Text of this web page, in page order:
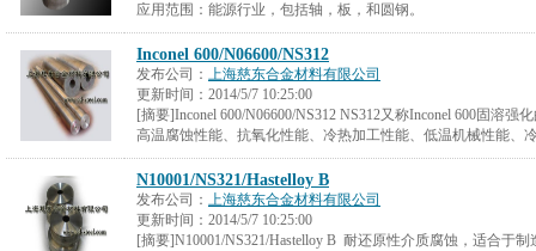
应用范围：能源行业，包括轴，板，和圆钢。
Inconel 600/N06600/NS312
发布公司： 上海慈东合金材料有限公司
更新时间： 2014/5/7 10:25:00
[摘要]Inconel 600/N06600/NS312 NS312又称Inconel 600固溶强
高温腐蚀性能、抗氧化性能、冷热加工性能、低温机械性能、
N10001/NS321/Hastelloy B
发布公司： 上海慈东合金材料有限公司
更新时间： 2014/5/7 10:25:00
[摘要]N10001/NS321/Hastelloy B 耐还原性介质腐蚀，适合于